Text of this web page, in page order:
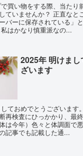
買い物をする際、当たり
ていませんか？ 正直なと
バーに保存されている」
はかなり慎重派なの...
2025年 明けま
ざいます
ておめでとうございます
再検査にひっかかり、最
は今年）色々と体調面で
記事でも記載した通...